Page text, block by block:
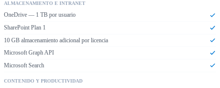
ALMACENAMIENTO E INTRANET
OneDrive — 1 TB por usuario
SharePoint Plan 1
10 GB almacenamiento adicional por licencia
Microsoft Graph API
Microsoft Search
CONTENIDO Y PRODUCTIVIDAD